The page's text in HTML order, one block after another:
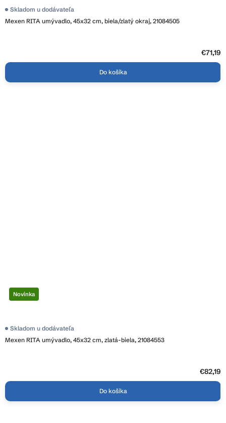
Mexen RITA umývadlo, 45x32 cm, biela/zlatý okraj, 21084505
Skladom u dodávateľa
€71,19
Do košíka
Novinka
Mexen RITA umývadlo, 45x32 cm, zlatá-biela, 21084553
Skladom u dodávateľa
€82,19
Do košíka